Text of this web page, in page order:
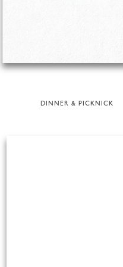
DINNER & PICKNICK